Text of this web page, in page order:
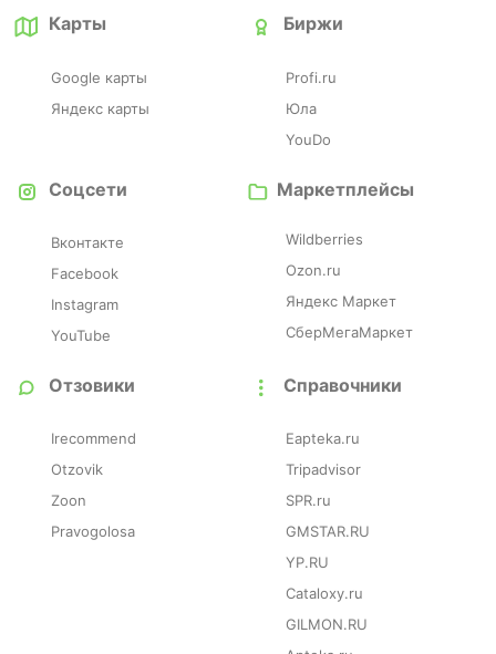
Карты
Google карты
Яндекс карты
Биржи
Profi.ru
Юла
YouDo
Соцсети
Вконтакте
Facebook
Instagram
YouTube
Справочники
Eapteka.ru
Tripadvisor
SPR.ru
GMSTAR.RU
YP.RU
Cataloxy.ru
GILMON.RU
Отзовики
Irecommend
Otzovik
Zoon
Pravogolosa
Маркетплейсы
Wildberries
Ozon.ru
Яндекс Маркет
СберМегаМаркет